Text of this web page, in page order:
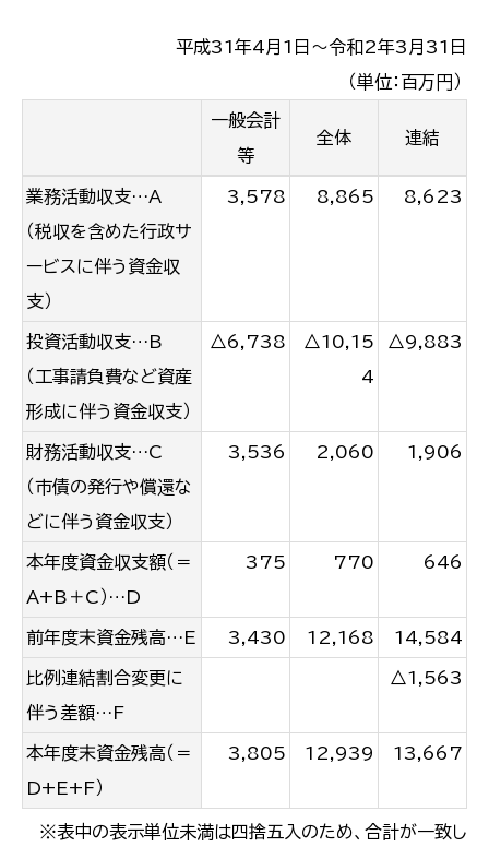
平成31年4月1日〜令和2年3月31日
（単位：百万円）
一般会計
等
全体 連結
業務活動収支…A
（税収を含めた行政サ
ービスに伴う資金収
支）
3,578 8,865 8,623
投資活動収支…B
（工事請負費など資産
形成に伴う資金収支）
△6,738
△10,15
4
△9,883
財務活動収支…C
（市債の発行や償還な
どに伴う資金収支）
3,536 2,060 1,906
本年度資金収支額（＝
A+B＋C）…D
375 770 646
前年度末資金残高…E 3,430 12,168 14,584
比例連結割合変更に
伴う差額…F
△1,563
本年度末資金残高（＝
D+E+F）
3,805 12,939 13,667
※表中の表示単位未満は四捨五入のため、合計が一致し